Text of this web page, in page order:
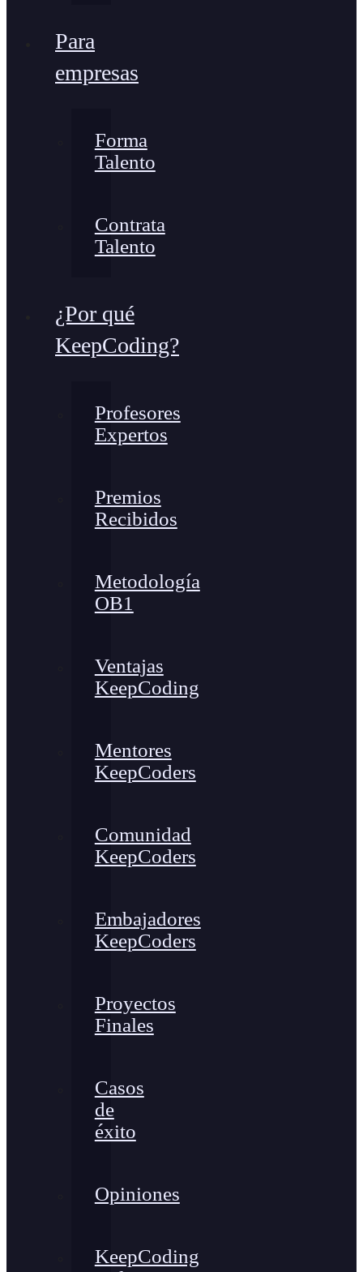
Para
empresas
Forma
Talento
Contrata
Talento
¿Por qué
KeepCoding?
Profesores
Expertos
Premios
Recibidos
Metodología
OB1
Ventajas
KeepCoding
Mentores
KeepCoders
Comunidad
KeepCoders
Embajadores
KeepCoders
Proyectos
Finales
Casos
de
éxito
Opiniones
KeepCoding